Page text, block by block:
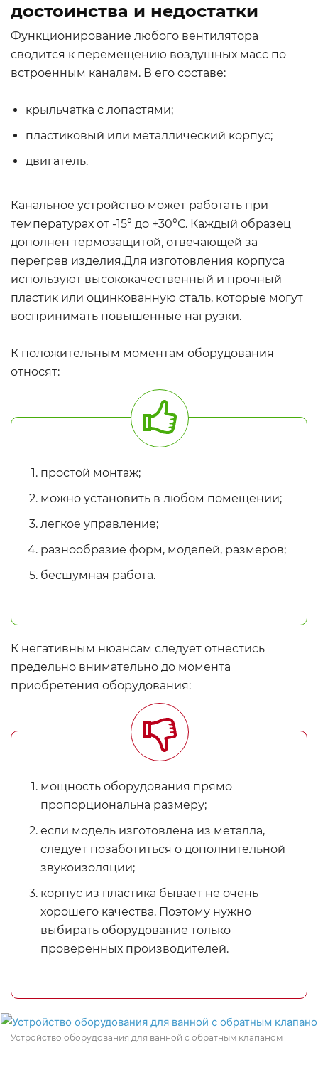
достоинства и недостатки
Функционирование любого вентилятора
сводится к перемещению воздушных масс по
встроенным каналам. В его составе:
крыльчатка с лопастями;
пластиковый или металлический корпус;
двигатель.
Канальное устройство может работать при
температурах от -15° до +30°С. Каждый образец
дополнен термозащитой, отвечающей за
перегрев изделия.Для изготовления корпуса
используют высококачественный и прочный
пластик или оцинкованную сталь, которые могут
воспринимать повышенные нагрузки.
К положительным моментам оборудования
относят:
простой монтаж;
можно установить в любом помещении;
легкое управление;
разнообразие форм, моделей, размеров;
бесшумная работа.
К негативным нюансам следует отнестись
предельно внимательно до момента
приобретения оборудования:
мощность оборудования прямо
пропорциональна размеру;
если модель изготовлена из металла,
следует позаботиться о дополнительной
звукоизоляции;
корпус из пластика бывает не очень
хорошего качества. Поэтому нужно
выбирать оборудование только
проверенных производителей.
Устройство оборудования для ванной с обратным клапаном